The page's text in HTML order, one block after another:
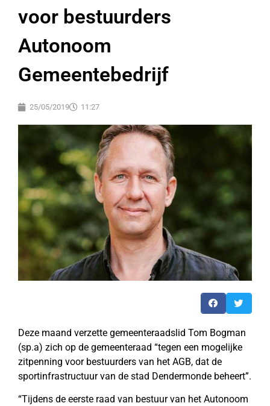
voor bestuurders
Autonoom
Gemeentebedrijf
25/05/2019 11:27
Deze maand verzette gemeenteraadslid Tom Bogman
(sp.a) zich op de gemeenteraad “tegen een mogelijke
zitpenning voor bestuurders van het AGB, dat de
sportinfrastructuur van de stad Dendermonde beheert”.
“Tijdens de eerste raad van bestuur van het Autonoom